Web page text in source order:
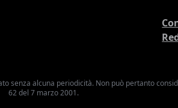
senza alcuna periodicità. Non può pertanto
62 del 7 marzo 2001.